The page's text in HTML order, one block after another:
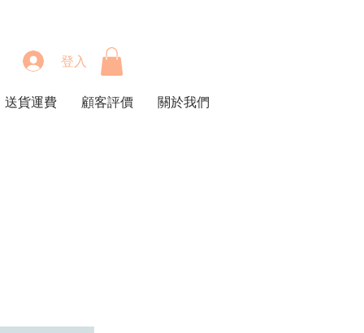
登入
送貨運費 顧客評價 關於我們